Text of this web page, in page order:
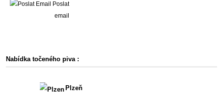
Poslat
email
Nabídka točeného piva :
Plzeň